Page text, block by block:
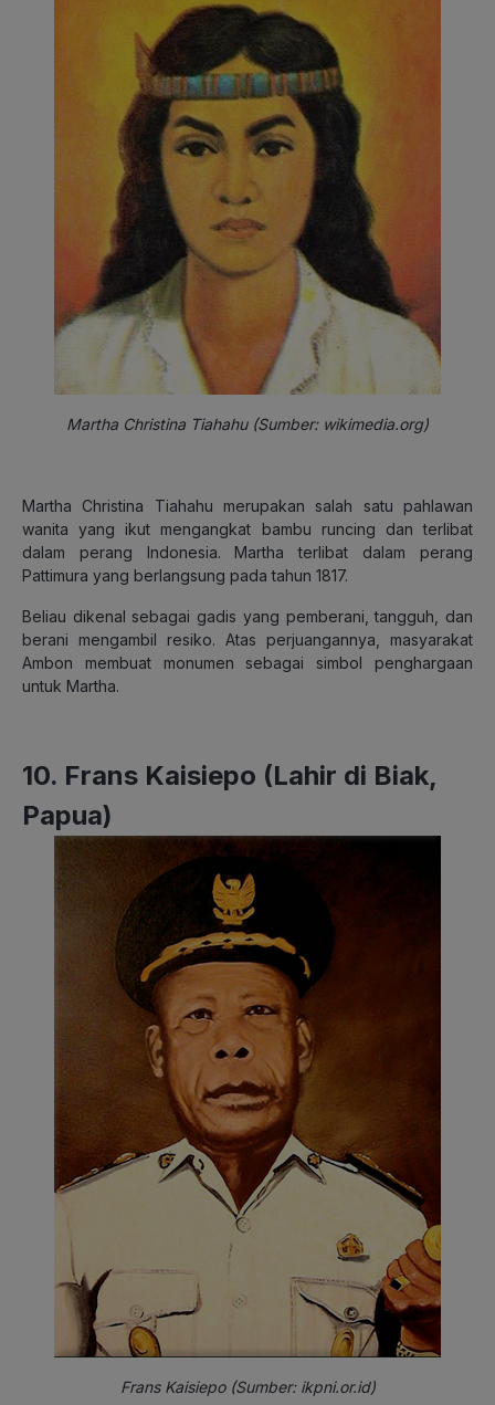
Martha Christina Tiahahu (Sumber: wikimedia.org)
Martha Christina Tiahahu merupakan salah satu pahlawan
wanita yang ikut mengangkat bambu runcing dan terlibat
dalam perang Indonesia. Martha terlibat dalam perang
Pattimura yang berlangsung pada tahun 1817.
Beliau dikenal sebagai gadis yang pemberani, tangguh, dan
berani mengambil resiko. Atas perjuangannya, masyarakat
Ambon membuat monumen sebagai simbol penghargaan
untuk Martha.
10. Frans Kaisiepo (Lahir di Biak,
Papua)
Frans Kaisiepo (Sumber: ikpni.or.id)